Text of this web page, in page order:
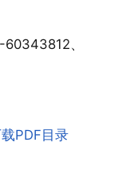
、
PDF目录